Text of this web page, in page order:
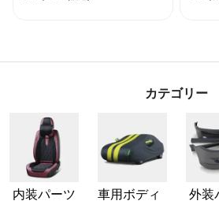
カテゴリー
内装パーツ
車用ボディ
外装